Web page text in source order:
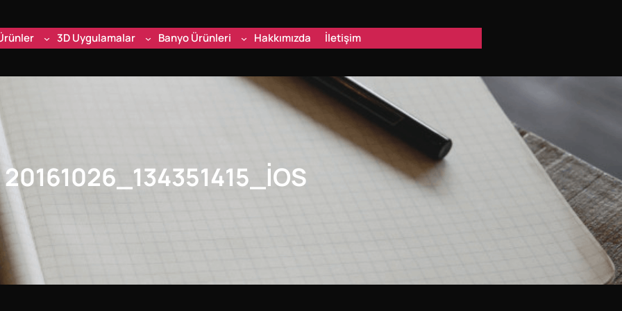
3D Uygulamalar Banyo Ürünleri Hakkımızda İletişim
20161026_134351415_IOS